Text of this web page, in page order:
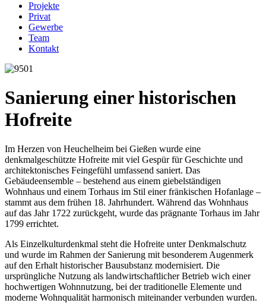
Projekte
Privat
Gewerbe
Team
Kontakt
Sanierung einer historischen
Hofreite
Im Herzen von Heuchelheim bei Gießen wurde eine
denkmalgeschützte Hofreite mit viel Gespür für Geschichte und
architektonisches Feingefühl umfassend saniert. Das
Gebäudeensemble – bestehend aus einem giebelständigen
Wohnhaus und einem Torhaus im Stil einer fränkischen Hofanlage –
stammt aus dem frühen 18. Jahrhundert. Während das Wohnhaus
auf das Jahr 1722 zurückgeht, wurde das prägnante Torhaus im Jahr
1799 errichtet.
Als Einzelkulturdenkmal steht die Hofreite unter Denkmalschutz
und wurde im Rahmen der Sanierung mit besonderem Augenmerk
auf den Erhalt historischer Bausubstanz modernisiert. Die
ursprüngliche Nutzung als landwirtschaftlicher Betrieb wich einer
hochwertigen Wohnnutzung, bei der traditionelle Elemente und
moderne Wohnqualität harmonisch miteinander verbunden wurden.